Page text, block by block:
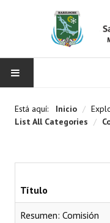
Bloques Políticos
Integrantes del Concejo
Comisiones
Está aquí: Inicio /
List All Categories /
Título
Resumen: Comisión